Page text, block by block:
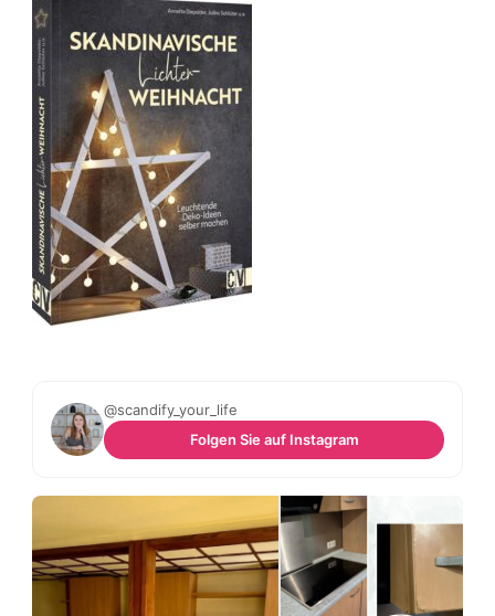
@scandify_your_life
Folgen Sie auf Instagram